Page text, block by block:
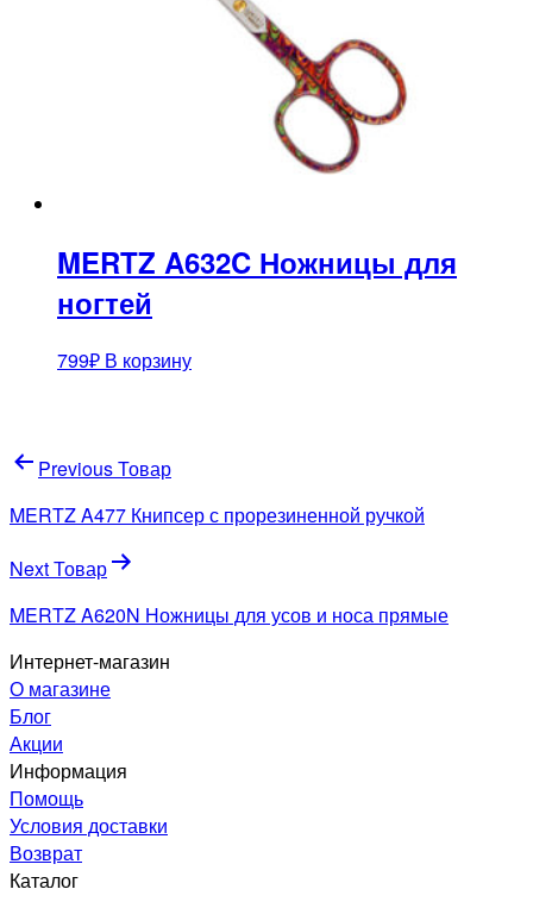
MERTZ A632C Ножницы для
ногтей
799₽ В корзину
Навигация
по
записям
Previous Товар
MERTZ A477 Книпсер с прорезиненной ручкой
Next Товар
MERTZ A620N Ножницы для усов и носа прямые
Интернет-магазин
О магазине
Блог
Акции
Информация
Помощь
Условия доставки
Возврат
Каталог